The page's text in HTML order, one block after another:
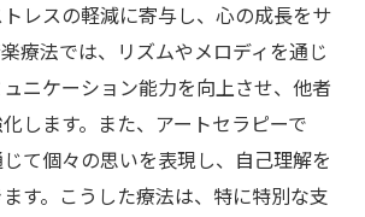
レスの軽減に寄与し、心の成長をサ
療法では、リズムやメロディを通じ
ニケーション能力を向上させ、他者
します。また、アートセラピーで
て個々の思いを表現し、自己理解を
す。こうした療法は、特に特別な支